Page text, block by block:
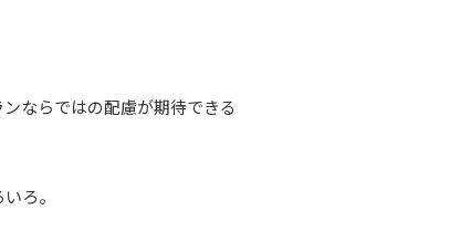
ならではの配慮が期待できる
ろ。